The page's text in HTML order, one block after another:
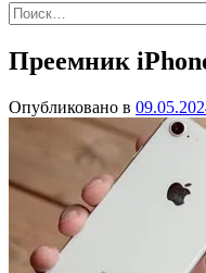
Найти:
Преемник
Опубликовано в